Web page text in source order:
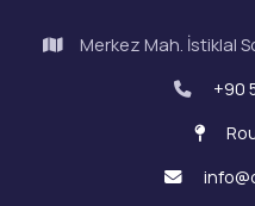
Merkez Mah. İstiklal
+90